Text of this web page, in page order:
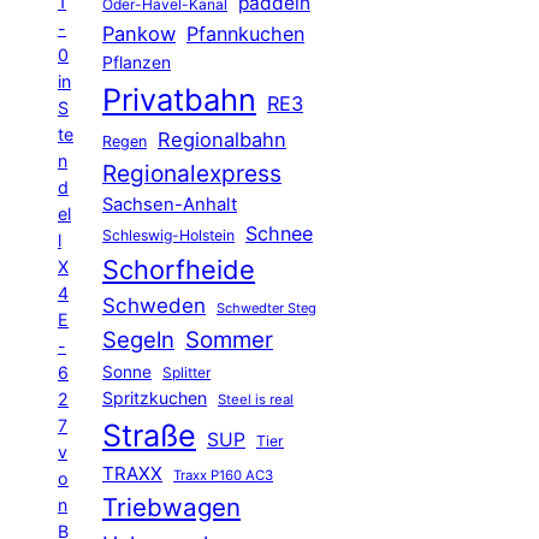
-
0
in
S
te
n
d
el
l
X
4
E
-
6
2
7
v
o
n
B
Oder-Havel-Kanal
Pankow Pfannkuchen
Pflanzen
Privatbahn RE3
Regen Regionalbahn
Regionalexpress
Sachsen-Anhalt
Schleswig-Holstein Schnee
Schorfheide
Schweden Schwedter Steg
Segeln Sommer
Sonne Splitter
Spritzkuchen Steel is real
Straße SUP Tier
TRAXX Traxx P160 AC3
Triebwagen